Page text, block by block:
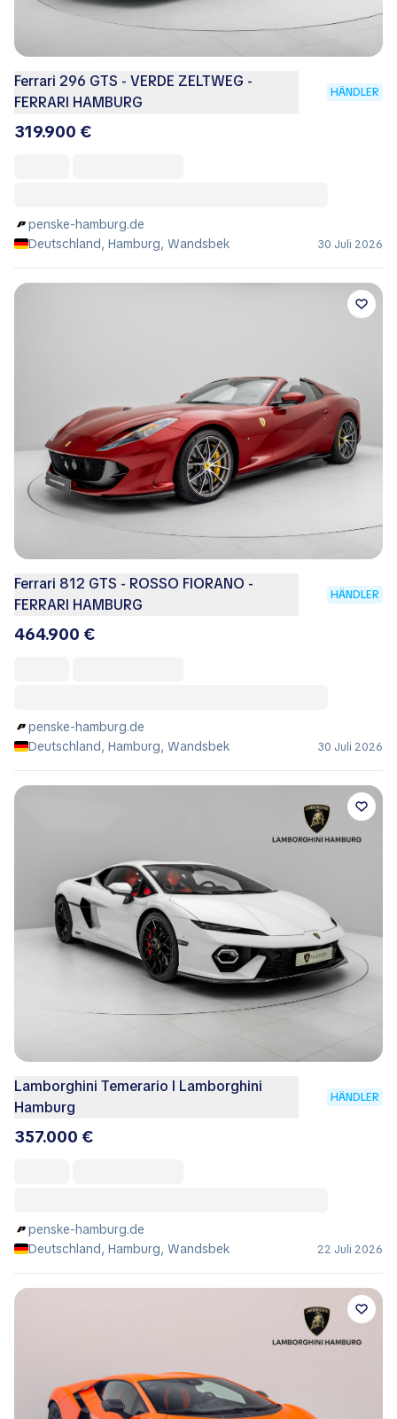
Ferrari 296 GTS - VERDE ZELTWEG -
FERRARI HAMBURG
HÄNDLER
319.900 €
penske-hamburg.de
Deutschland, Hamburg, Wandsbek
30 Juli 2026
Ferrari 812 GTS - ROSSO FIORANO -
FERRARI HAMBURG
HÄNDLER
464.900 €
penske-hamburg.de
Deutschland, Hamburg, Wandsbek
30 Juli 2026
Lamborghini Temerario I Lamborghini
Hamburg
HÄNDLER
357.000 €
penske-hamburg.de
Deutschland, Hamburg, Wandsbek
22 Juli 2026